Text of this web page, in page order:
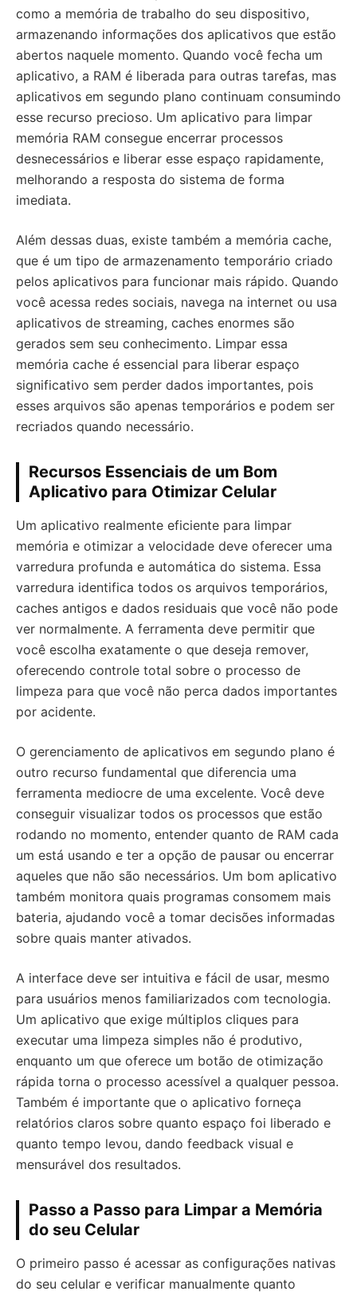
como a memória de trabalho do seu dispositivo,
armazenando informações dos aplicativos que estão
abertos naquele momento. Quando você fecha um
aplicativo, a RAM é liberada para outras tarefas, mas
aplicativos em segundo plano continuam consumindo
esse recurso precioso. Um aplicativo para limpar
memória RAM consegue encerrar processos
desnecessários e liberar esse espaço rapidamente,
melhorando a resposta do sistema de forma
imediata.
Além dessas duas, existe também a memória cache,
que é um tipo de armazenamento temporário criado
pelos aplicativos para funcionar mais rápido. Quando
você acessa redes sociais, navega na internet ou usa
aplicativos de streaming, caches enormes são
gerados sem seu conhecimento. Limpar essa
memória cache é essencial para liberar espaço
significativo sem perder dados importantes, pois
esses arquivos são apenas temporários e podem ser
recriados quando necessário.
Recursos Essenciais de um Bom
Aplicativo para Otimizar Celular
Um aplicativo realmente eficiente para limpar
memória e otimizar a velocidade deve oferecer uma
varredura profunda e automática do sistema. Essa
varredura identifica todos os arquivos temporários,
caches antigos e dados residuais que você não pode
ver normalmente. A ferramenta deve permitir que
você escolha exatamente o que deseja remover,
oferecendo controle total sobre o processo de
limpeza para que você não perca dados importantes
por acidente.
O gerenciamento de aplicativos em segundo plano é
outro recurso fundamental que diferencia uma
ferramenta mediocre de uma excelente. Você deve
conseguir visualizar todos os processos que estão
rodando no momento, entender quanto de RAM cada
um está usando e ter a opção de pausar ou encerrar
aqueles que não são necessários. Um bom aplicativo
também monitora quais programas consomem mais
bateria, ajudando você a tomar decisões informadas
sobre quais manter ativados.
A interface deve ser intuitiva e fácil de usar, mesmo
para usuários menos familiarizados com tecnologia.
Um aplicativo que exige múltiplos cliques para
executar uma limpeza simples não é produtivo,
enquanto um que oferece um botão de otimização
rápida torna o processo acessível a qualquer pessoa.
Também é importante que o aplicativo forneça
relatórios claros sobre quanto espaço foi liberado e
quanto tempo levou, dando feedback visual e
mensurável dos resultados.
Passo a Passo para Limpar a Memória
do seu Celular
O primeiro passo é acessar as configurações nativas
do seu celular e verificar manualmente quanto